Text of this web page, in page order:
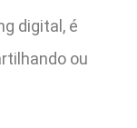
digital, é
ou